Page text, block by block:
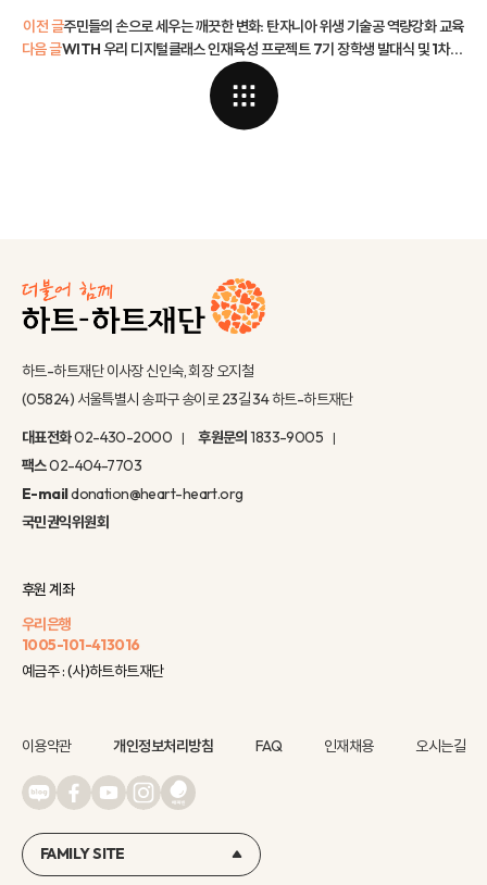
이전 글주민들의 손으로 세우는 깨끗한 변화: 탄자니아 위생 기술공 역량강화 교육
WITH 우리 디지털클래스 인재육성 프로젝트 7기 장학생 발대식 및 1차 멘토링 현장 속으로!
다음 글
하트-하트재단 이사장 신인숙, 회장 오지철
(05824) 서울특별시 송파구 송이로 23길 34 하트-하트재단
대표전화02-430-2000 후원문의1833-9005
팩스02-404-7703
E-maildonation@heart-heart.org
국민권익위원회
후원 계좌
우리은행
1005-101-413016
예금주 : (사)하트하트재단
이용약관 개인정보처리방침 FAQ 인재채용 오시는길
FAMILY SITE